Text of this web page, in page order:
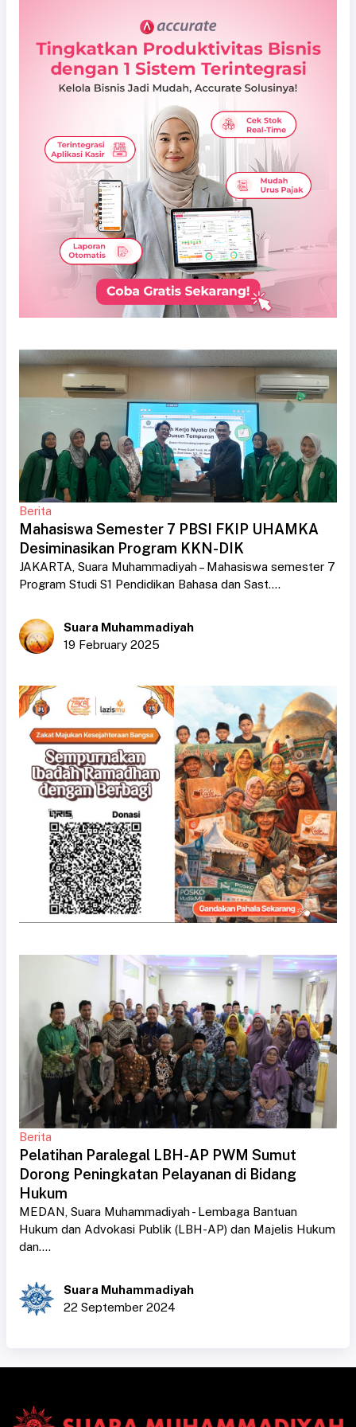
Berita
Mahasiswa Semester 7 PBSI FKIP UHAMKA
Desiminasikan Program KKN-DIK
JAKARTA, Suara Muhammadiyah – Mahasiswa semester 7
Program Studi S1 Pendidikan Bahasa dan Sast....
Suara Muhammadiyah
19 February 2025
Berita
Pelatihan Paralegal LBH-AP PWM Sumut
Dorong Peningkatan Pelayanan di Bidang
Hukum
MEDAN, Suara Muhammadiyah - Lembaga Bantuan
Hukum dan Advokasi Publik (LBH-AP) dan Majelis Hukum
dan....
Suara Muhammadiyah
22 September 2024